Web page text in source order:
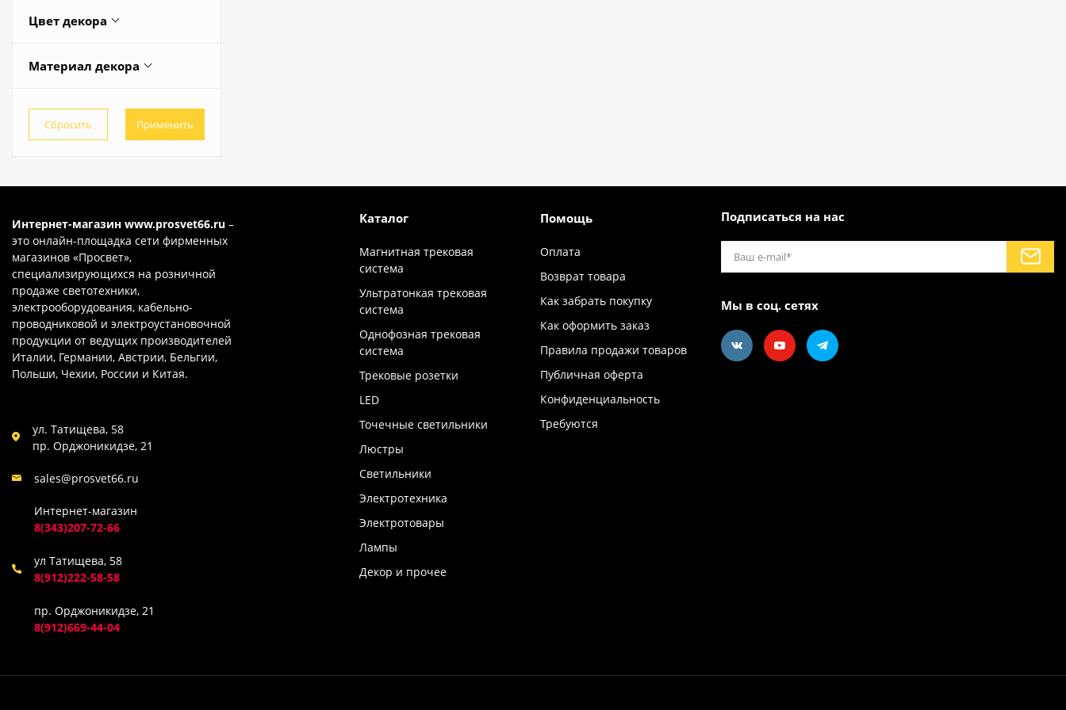
450
500
60
Весь список
Весь список
140
Весь список
Цвет декора
Прозрачный
Шампань прозрачный
Материал декора
Стекло
Интернет-магазин www.prosvet66.ru –
это онлайн-площадка сети фирменных
магазинов «Просвет»,
специализирующихся на розничной
продаже светотехники,
электрооборудования, кабельно-
проводниковой и электроустановочной
продукции от ведущих производителей
Италии, Германии, Австрии, Бельгии,
Польши, Чехии, России и Китая.
ул. Татищева, 58
пр. Орджоникидзе, 21
sales@prosvet66.ru
Интернет-магазин
8(343)207-72-66
ул Татищева, 58
8(912)222-58-58
пр. Орджоникидзе, 21
8(912)669-44-04
Каталог
Магнитная трековая
система
Ультратонкая трековая
система
Однофозная трековая
система
Трековые розетки
LED
Точечные светильники
Люстры
Светильники
Электротехника
Электротовары
Лампы
Декор и прочее
Помощь
Оплата
Возврат товара
Как забрать покупку
Как оформить заказ
Правила продажи товаров
Публичная оферта
Конфиденциальность
Требуются
Подписаться на нас
Мы в соц. сетях